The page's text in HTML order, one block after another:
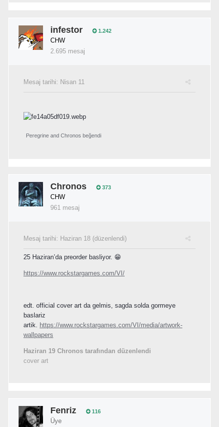
infestor 1.242
CHW
2.695 mesaj
Mesaj tarihi: Nisan 11
Peregrine and Chronos beğendi
Chronos 373
CHW
961 mesaj
Mesaj tarihi: Haziran 18 (düzenlendi)
25 Haziran’da preorder basliyor. 😁
https://www.rockstargames.com/VI/
edt. official cover art da gelmis, sagda solda gormeye
baslariz
artik. https://www.rockstargames.com/VI/media/artwork-
wallpapers
Haziran 19 Chronos tarafından düzenlendi
cover art
Fenriz 116
Üye